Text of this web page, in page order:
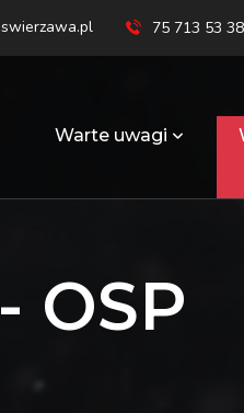
75 713 53 38
Warte uwagi
OSP